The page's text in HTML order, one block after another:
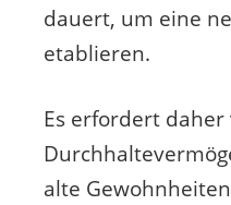
dauert, um eine
etablieren.
Es erfordert
alte